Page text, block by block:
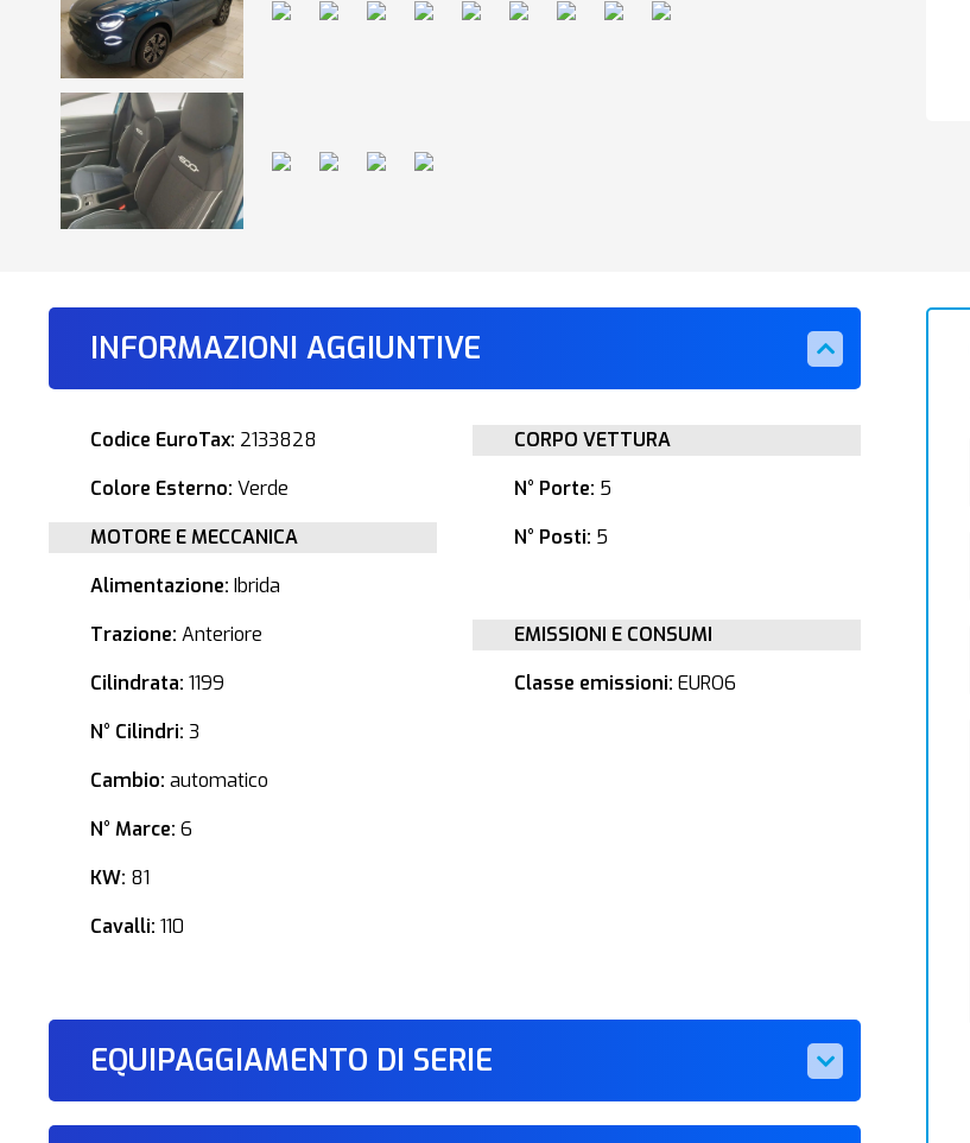
INFORMAZIONI AGGIUNTIVE
Codice EuroTax: 2133828
Colore Esterno: Verde
MOTORE E MECCANICA
Alimentazione: Ibrida
Trazione: Anteriore
Cilindrata: 1199
N° Cilindri: 3
Cambio: automatico
N° Marce: 6
KW: 81
Cavalli: 110
CORPO VETTURA
N° Porte: 5
N° Posti: 5
EMISSIONI E CONSUMI
Classe emissioni: EURO6
EQUIPAGGIAMENTO DI SERIE